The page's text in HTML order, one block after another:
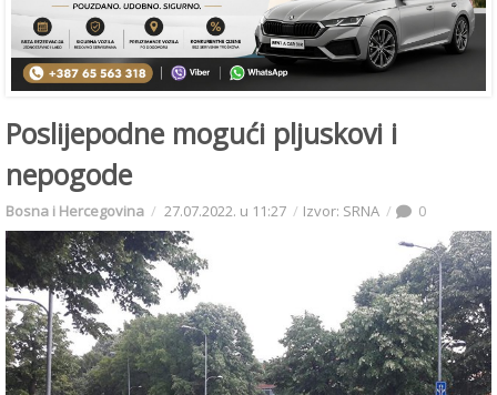
Poslijepodne mogući pljuskovi i
nepogode
Bosna i Hercegovina 27.07.2022. u 11:27 Izvor: SRNA 0